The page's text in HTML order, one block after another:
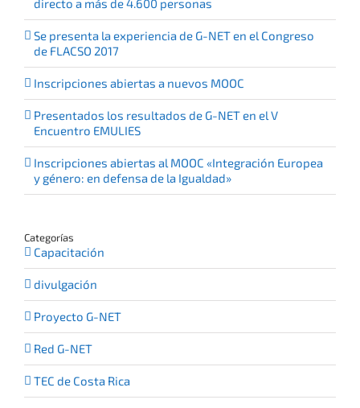
directo a más de 4.600 personas
Se presenta la experiencia de G-NET en el Congreso
de FLACSO 2017
Inscripciones abiertas a nuevos MOOC
Presentados los resultados de G-NET en el V
Encuentro EMULIES
Inscripciones abiertas al MOOC «Integración Europea
y género: en defensa de la Igualdad»
Categorías
Capacitación
divulgación
Proyecto G-NET
Red G-NET
TEC de Costa Rica